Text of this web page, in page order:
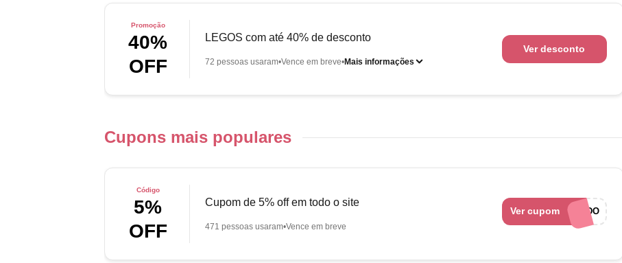
Promoção
40%
OFF
LEGOS com até 40% de desconto
72 pessoas usaram Vence em breve Mais informações
Ver desconto
Cupons mais populares
Código
5%
OFF
Cupom de 5% off em todo o site
471 pessoas usaram Vence em breve
Ver cupomCUPONADO